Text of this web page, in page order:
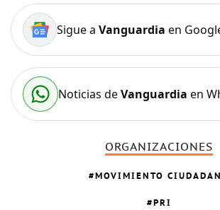
Sigue a Vanguardia en
Noticias deVanguardia en
ORGANIZACIONES
MOVIMIENTO
PRI